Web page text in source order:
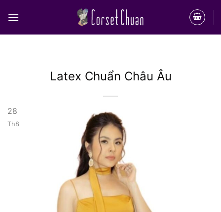
qua
Latex Chuẩn Châu Âu
28
Th8